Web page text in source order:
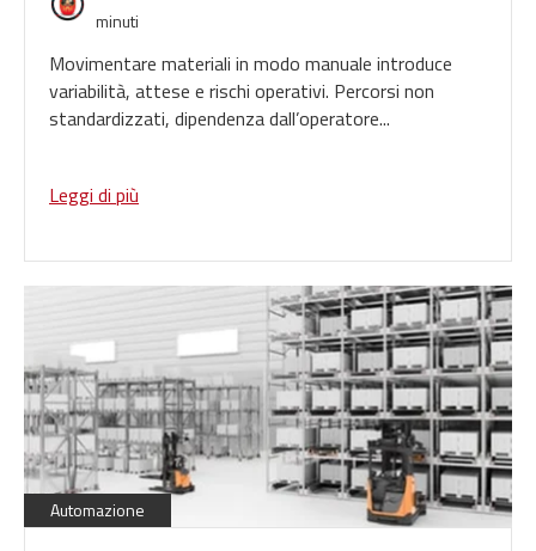
minuti
Movimentare materiali in modo manuale introduce
variabilità, attese e rischi operativi. Percorsi non
standardizzati, dipendenza dall’operatore...
Leggi di più
Automazione